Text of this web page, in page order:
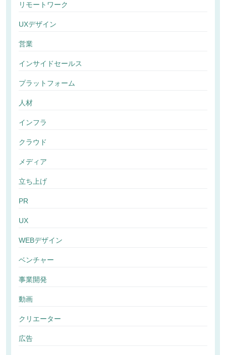
リモートワーク
UXデザイン
営業
インサイドセールス
プラットフォーム
人材
インフラ
クラウド
メディア
立ち上げ
PR
UX
WEBデザイン
ベンチャー
事業開発
動画
クリエーター
広告